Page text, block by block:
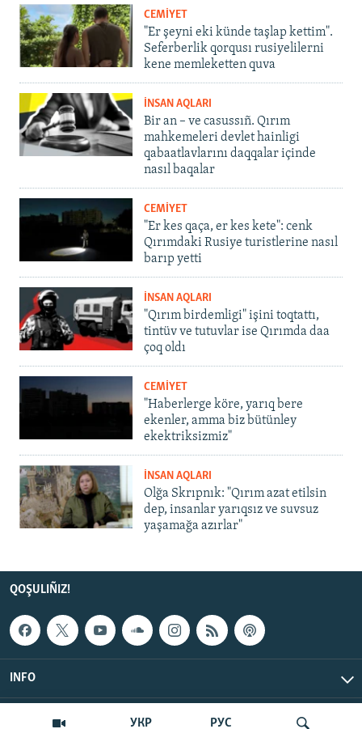
УКР РУС
CEMİYET
"Er şeyni eki künde taşlap kettim".
Seferberlik qorqusı rusiyelilerni
kene memleketten quva
İNSAN AQLARI
Bir an – ve casussıñ. Qırım
mahkemeleri devlet hainligi
qabaatlavlarını daqqalar içinde
nasıl baqalar
CEMİYET
"Er kes qaça, er kes kete": cenk
Qırımdaki Rusiye turistlerine nasıl
barıp yetti
İNSAN AQLARI
"Qırım birdemligi" işini toqtattı,
tintüv ve tutuvlar ise Qırımda daa
çoq oldı
CEMİYET
"Haberlerge köre, yarıq bere
ekenler, amma biz bütünley
ekektriksizmiz"
İNSAN AQLARI
Olğa Skrıpnık: "Qırım azat etilsin
dep, insanlar yarıqsız ve suvsuz
yaşamağa azırlar"
QOŞULIÑIZ!
INFO
© Qırım.Aqiqat, 2026 | All Rights Reserved.